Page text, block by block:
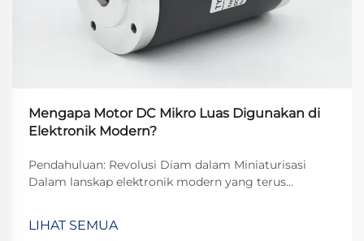
Mengapa Motor DC Mikro Luas Digunakan di
Elektronik Modern?
Pendahuluan: Revolusi Diam dalam Miniaturisasi
Dalam lanskap elektronik modern yang terus
menggerakkan interaksi teknologi sehari-hari kita.
LIHAT SEMUA